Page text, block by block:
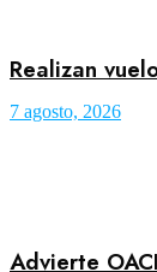
Realizan
7 agosto, 2026
Advierte